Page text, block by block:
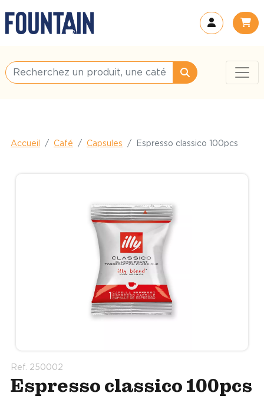
Accueil Café Capsules Espresso classico 100pcs
Ref. 250002
Espresso classico 100pcs